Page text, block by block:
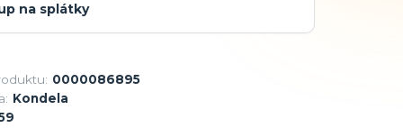
na splátky
0000086895
Kondela